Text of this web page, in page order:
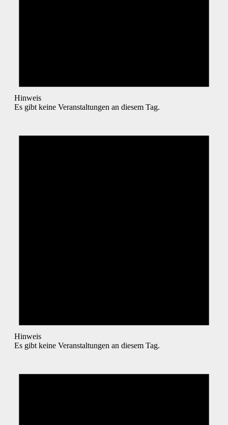
Hinweis
Es gibt keine Veranstaltungen an diesem Tag.
Hinweis
Es gibt keine Veranstaltungen an diesem Tag.